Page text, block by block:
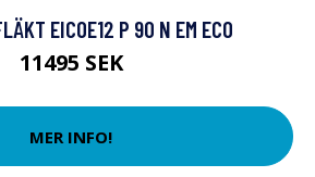
EICOE12 P 90 N EM ECO
11495 SEK
MER INFO!